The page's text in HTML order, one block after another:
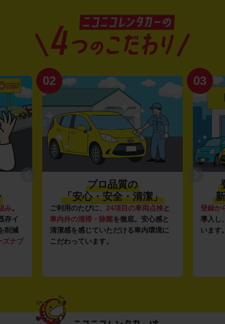
み。
存イ
削減
ズナブ
02
プロ品質の
「安心・安全・清潔」
ご利用のたびに、 24項目の車両点検と
車内外の清掃・除菌を徹底。安心感と
清潔感を感じていただける車内環境に
こだわっています。
03
登録か
導入し
います